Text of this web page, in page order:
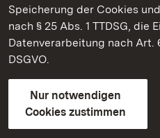
Speicherung der Cookies
nach § 25 Abs. 1 TTDSG,
Datenverarbeitung nach Art.
DSGVO.
Nur notwendigen
Cookies zustimmen
Staatliche Schlösser und
Kontakt
GebärdenspracheLeichte
Erklärung zur Barrierefreiheit
BITV-konform (geprüfte